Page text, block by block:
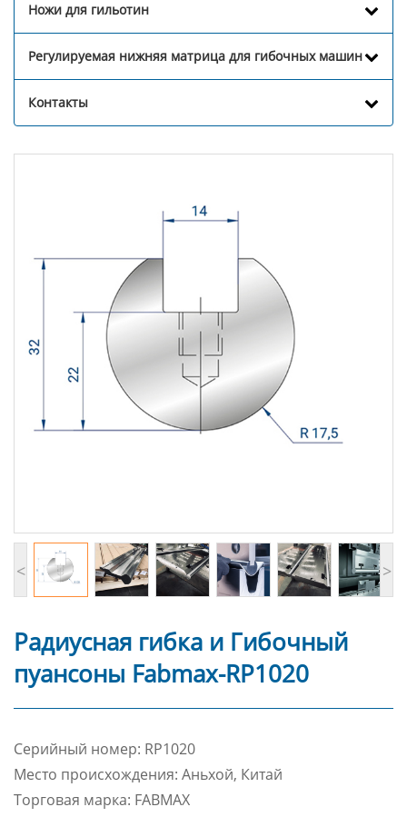
Ножи для гильотин
Регулируемая нижняя матрица для гибочных машин
Контакты
< >
Радиусная гибка и Гибочный
пуансоны Fabmax-RP1020
Cерийный номер: RP1020
Место происхождения: Аньхой, Китай
Торговая марка: FABMAX